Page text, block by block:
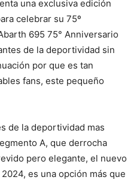
una exclusiva edición
celebrar su 75º
695 75° Anniversario
de la deportividad sin
por que es tan
fans, este pequeño
de la deportividad mas
A, que derrocha
pero elegante, el nuevo
es una opción más que